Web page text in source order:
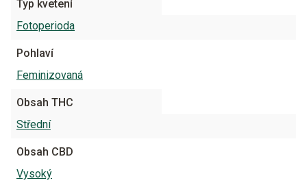
Typ kvetení
Fotoperioda
Pohlaví
Feminizovaná
Obsah THC
Střední
Obsah CBD
Vysoký